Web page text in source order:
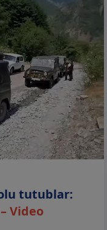
tutublar:
Video